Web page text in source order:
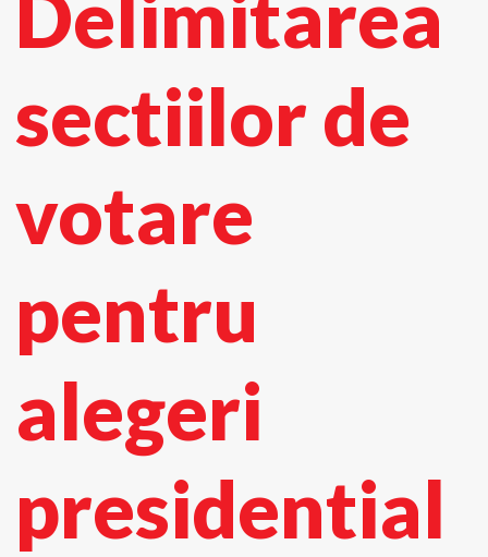
f
sectiilor de
votare
pentru
alegeri
presidential